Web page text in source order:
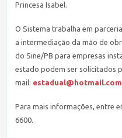
Princesa Isabel.
O Sistema trabalha em
a intermediação da mão de
do Sine/PB para empresas
estado podem ser solicitados
mail: estadual@hotmail.com
Para mais informações, entre
6600.